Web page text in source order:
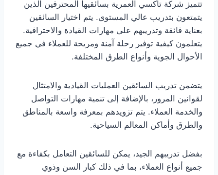
تتميز شركة تاكسي العمرية بسائقيها المحترفين الذين
يتمتعون بتدريب عالي المستوى. يتم اختيار السائقين
بعناية فائقة وتدريبهم على مهارات القيادة والاحترافية.
يتعلمون كيفية توفير رحلة آمنة ومريحة للعملاء في جميع
الأحوال الجوية وأنواع الطرق المختلفة.
يتضمن تدريب السائقين العمليات القيادية والامتثال
لقوانين المرور، بالإضافة إلى تنمية مهارات التواصل
والخدمة العملاء. يتم تزويدهم بمعرفة واسعة بالمناطق
والطرق وأماكن المعالم السياحية.
بفضل تدريبهم الجيد، يمكن للسائقين التعامل بكفاءة مع
جميع أنواع العملاء، بما في ذلك كبار السن وذوي